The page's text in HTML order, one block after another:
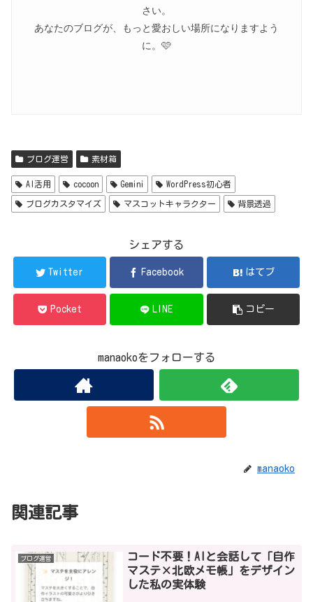
さい。
あなたのブログが、もっと愛おしい場所になりますよう
に。🩷
ブログ運営 素材箱
AI活用 cocoon Gemini WordPress初心者
ブログカスタマイズ マスコットキャラクター 背景透過
シェアする
Twitter Facebook はてブ
Pocket LINE コピー
manaokoをフォローする
manaoko
関連記事
ブログ運営
コード不要！AIと会話して「自作
マステ×北欧メモ帳」をデザイン
した私の実体験